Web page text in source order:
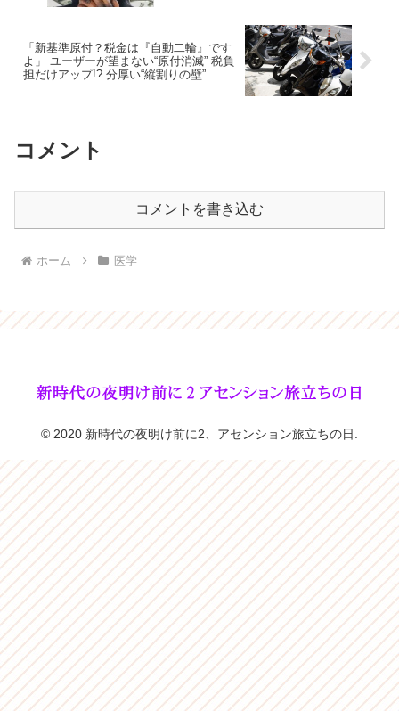
「新基準原付？税金は『自動二輪』です
よ」 ユーザーが望まない“原付消滅” 税負
担だけアップ!? 分厚い“縦割りの壁”
コメント
コメントを書き込む
ホーム 医学
© 2020 新時代の夜明け前に2、アセンション旅立ちの日.